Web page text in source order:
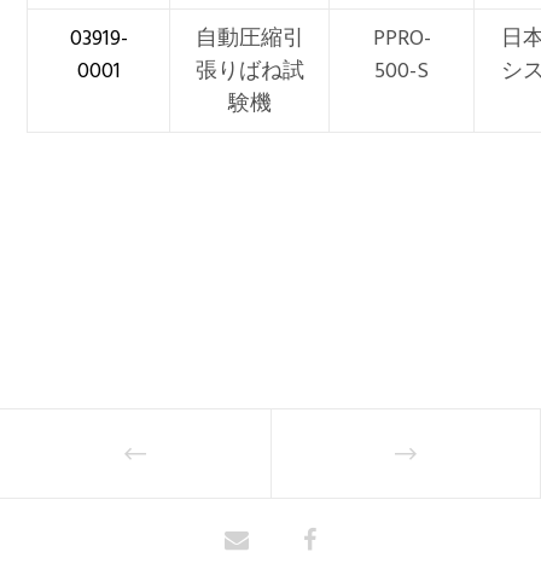
03919-
0001
自動圧縮引
張りばね試
験機
PPRO-
500-S
日
シ